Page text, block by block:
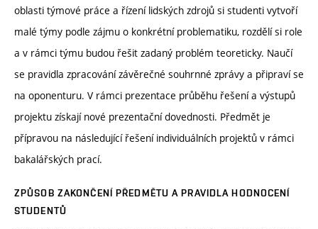
oblasti týmové práce a řízení lidských zdrojů si studenti vytvoří
malé týmy podle zájmu o konkrétní problematiku, rozdělí si role
a v rámci týmu budou řešit zadaný problém teoreticky. Naučí
se pravidla zpracování závěrečné souhrnné zprávy a připraví se
na oponenturu. V rámci prezentace průběhu řešení a výstupů
projektu získají nové prezentační dovednosti. Předmět je
přípravou na následující řešení individuálních projektů v rámci
bakalářských prací.
ZPŮSOB ZAKONČENÍ PŘEDMĚTU A PRAVIDLA HODNOCENÍ
STUDENTŮ